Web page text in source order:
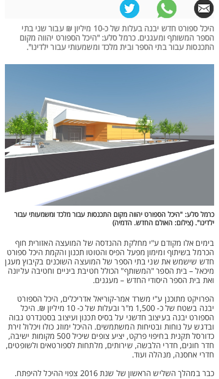
היכל ספורט חדש יבנה בעלות של כ-10 מיליון ₪ עבור שני בתי
הספר המשותף ומעגנים. כרמל סלע: "היכל הספורט יהווה מקום
התכנסות עבור בתי הספר ובית מלכד ומשמעותי עבור ילדינו".
כרמל סלע: "היכל הספורט יהווה מקום התכנסות עבור מלכד ומשמעותי עבור
ילדינו". (צילום: האולם החדש. הדמיה)
בימים אלו מקודם ע"י מחלקת ההנדסה של המועצה האזורית חוף
הכרמל בשיתוף ומימון מפעל הפיס והטוטו תכנון והקמת היכל ספורט
חדש שישמש את שני בתי הספר של המועצה השוכנים בקיבוץ מעגן
מיכאל – בית הספר "המשותף" הכולל חטיבת ביניים וחטיבה עליונה
ואת בית הספר היסודי החדש – מעגנים.
הפרויקט מתוכנן ע"י משרד אמר-קוריאל אדריכלים, היכל הספורט
יבנה בשטח של כ- 1,500 מ"ר ובעלות של כ- 10 מיליון ₪. היכל
הספורט יבנה בעיצוב חדשני על בסיס תכנון ועיצוב בסטנדרט גבוה
ובדגש על נוחות ובטיחות המשתמשים. ההיכל ימוזג כולו ויכלול זירת
כדורסל תקנית בחיפוי פרקט, יציע צופים שיכיל 500 מקומות ישיבה,
חדר חוגים, חדרי הלבשה, שירותים, מלתחות לספורטאים ולשופטים,
חדרי אחסנה, מנהלה ועוד.
כבר במהלך השליש הראשון של שנת 2016 צפוי ההיכל להיפתח.